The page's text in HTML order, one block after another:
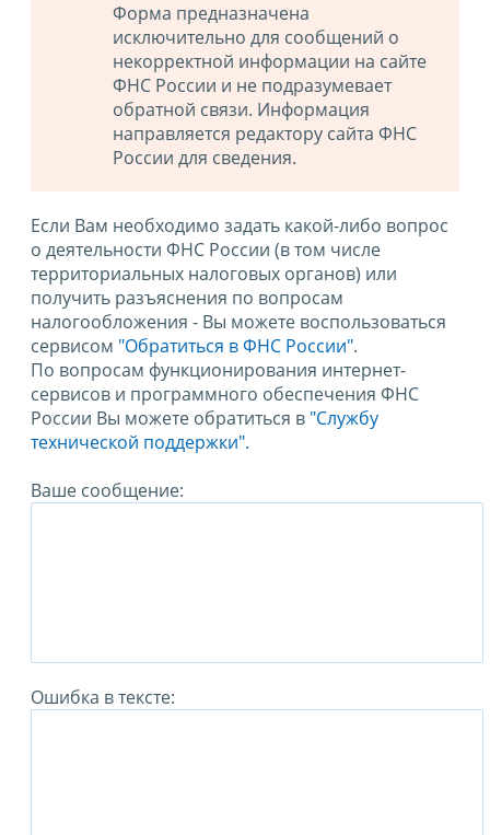
Форма предназначена
исключительно для сообщений о
некорректной информации на сайте
ФНС России и не подразумевает
обратной связи. Информация
направляется редактору сайта ФНС
России для сведения.
Если Вам необходимо задать какой-либо вопрос
о деятельности ФНС России (в том числе
территориальных налоговых органов) или
получить разъяснения по вопросам
налогообложения - Вы можете воспользоваться
сервисом "Обратиться в ФНС России".
По вопросам функционирования интернет-
сервисов и программного обеспечения ФНС
России Вы можете обратиться в "Службу
технической поддержки".
Ваше сообщение:
Ошибка в тексте: